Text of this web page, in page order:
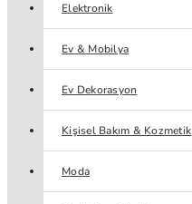
Elektronik
Ev & Mobilya
Ev Dekorasyon
Kişisel Bakım & Kozmetik
Moda